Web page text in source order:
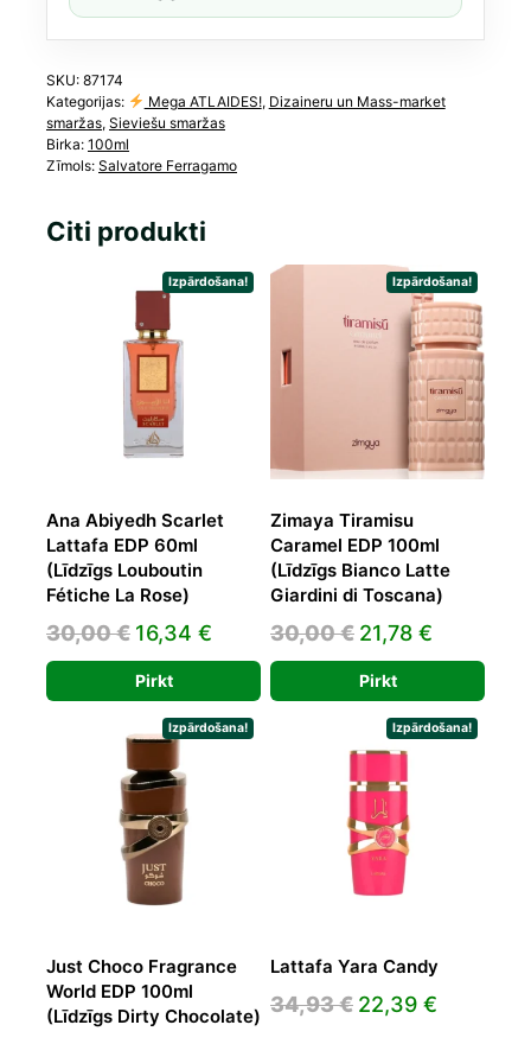
SKU: 87174
Kategorijas:
Mega ATLAIDES!, Dizaineru un Mass-market
smaržas, Sieviešu smaržas
Birka: 100ml
Zīmols: Salvatore Ferragamo
Citi produkti
Izpārdošana!
Ana Abiyedh Scarlet
Lattafa EDP 60ml
(Līdzīgs Louboutin
Fétiche La Rose)
30,00€ Original
price
was:
30,00 €.
16,34 € Current
price
is:
16,34 €.
Pirkt
Izpārdošana!
Zimaya Tiramisu
Caramel EDP 100ml
(Līdzīgs Bianco Latte
Giardini di Toscana)
30,00€ Original
price
was:
30,00 €.
21,78 €
price
is:
21,78 €.
Pirkt
Izpārdošana!
Just Choco Fragrance
World EDP 100ml
(Līdzīgs Dirty Chocolate)
Izpārdošana!
Lattafa Yara Candy
34,93€ Original
22,39 €